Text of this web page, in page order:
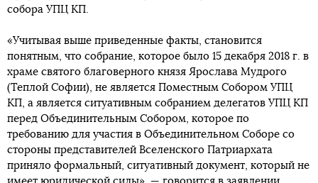
собора УПЦ КП.
«Учитывая выше приведенные факты, становится
понятным, что собрание, которое было 15 декабря 2018 г. в
храме святого благоверного князя Ярослава Мудрого
(Теплой Софии), не является Поместным Собором УПЦ
КП, а является ситуативным собранием делегатов УПЦ КП
перед Объединительным Собором, которое по
требованию для участия в Объединительном Соборе со
стороны представителей Вселенского Патриархата
приняло формальный, ситуативный документ, который не